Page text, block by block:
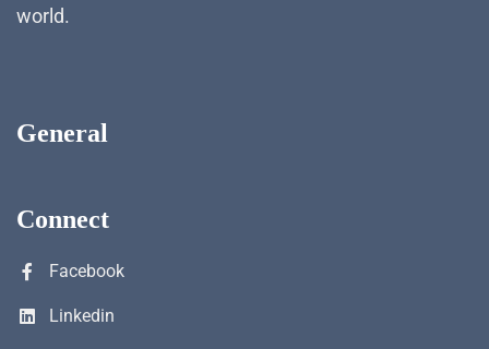
world.
General
Connect
Facebook
Linkedin